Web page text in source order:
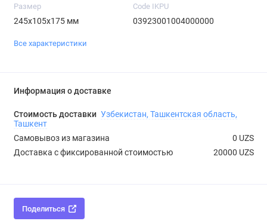
Размер
245х105х175 мм
Code IKPU
03923001004000000
Все характеристики
Информация о доставке
Стоимость доставки Узбекистан, Ташкентская область,
Ташкент
Самовывоз из магазина
0 UZS
Доставка с фиксированной стоимостью
20000 UZS
Поделиться